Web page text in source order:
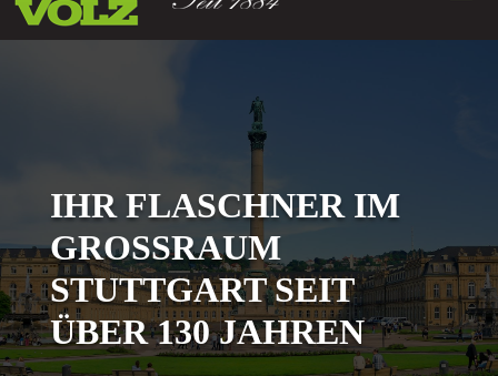
IHR FLASCHNER IM
GROSSRAUM S
TUTTGART SEIT Ü
BER 130 JAHREN